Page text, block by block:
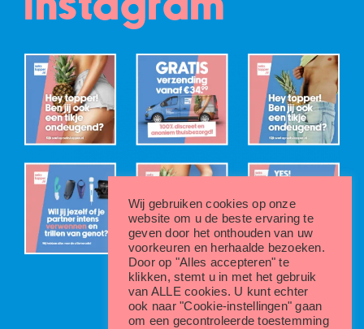
instagram
Wij gebruiken cookies op onze
website om u de beste ervaring te
geven door het onthouden van uw
voorkeuren en herhaalde bezoeken.
Door op "Alles accepteren" te
klikken, stemt u in met het gebruik
van ALLE cookies. U kunt echter
ook naar "Cookie-instellingen" gaan
om een gecontroleerde toestemming